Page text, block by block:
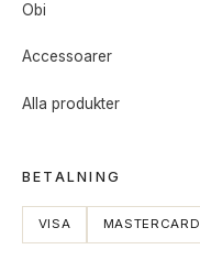
Obi
Accessoarer
Alla produkter
BETALNING
VISA MASTERCARD